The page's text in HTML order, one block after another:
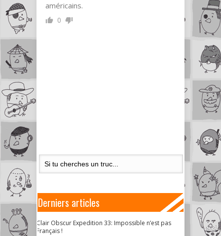
américains.
0
Derniers articles
Clair Obscur Expedition 33: Impossible n’est pas
Français !